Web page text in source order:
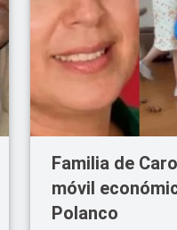
Familia de
móvil
Polanco